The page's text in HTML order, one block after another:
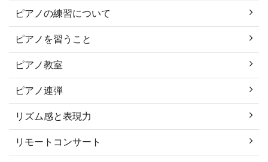
ピアノの練習について
ピアノを習うこと
ピアノ教室
ピアノ連弾
リズム感と表現力
リモートコンサート